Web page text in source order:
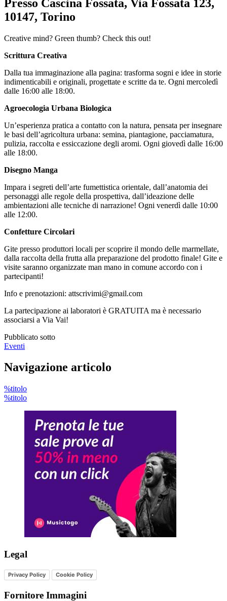
Presso Cascina Fossata, Via Fossata 123,
10147, Torino
Creative mind? Green thumb? Check this out!
Scrittura Creativa
Dalla tua immaginazione alla pagina: trasforma sogni e idee in storie
indimenticabili e originali, progettate e scritte da te. Ogni mercoledì
dalle 16:00 alle 18:00.
Agroecologia Urbana Biologica
Un’esperienza pratica a contatto con la natura, pensata per insegnare
le basi dell’agricoltura urbana: semina, piantagione, pacciamatura,
pulizia, raccolta e essiccazione degli aromi. Ogni giovedì dalle 16:00
alle 18:00.
Disegno Manga
Impara i segreti dell’arte fumettistica orientale, dall’anatomia dei
personaggi alle regole della prospettiva, dall’ideazione delle
ambientazioni alle tecniche di narrazione! Ogni venerdì dalle 10:00
alle 12:00.
Confetture Circolari
Gite presso produttori locali per scoprire il mondo delle marmellate,
dalla raccolta della frutta alla preparazione del prodotto finale! Gite e
visite saranno organizzate man mano in comune accordo con i
partecipanti!
Info e prenotazioni: attscrivimi@gmail.com
La partecipazione ai laboratori è GRATUITA ma è necessario
associarsi a Via Vai!
Pubblicato sotto
Eventi
Navigazione articolo
%titolo
%titolo
Legal
Privacy Policy Cookie Policy
Fornitore Immagini